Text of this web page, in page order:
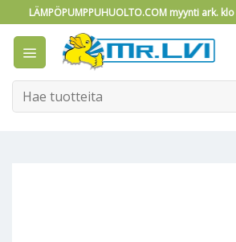
to
content
LÄMPÖPUMPPUHUOLTO.COM myynti ark.
Etsi: